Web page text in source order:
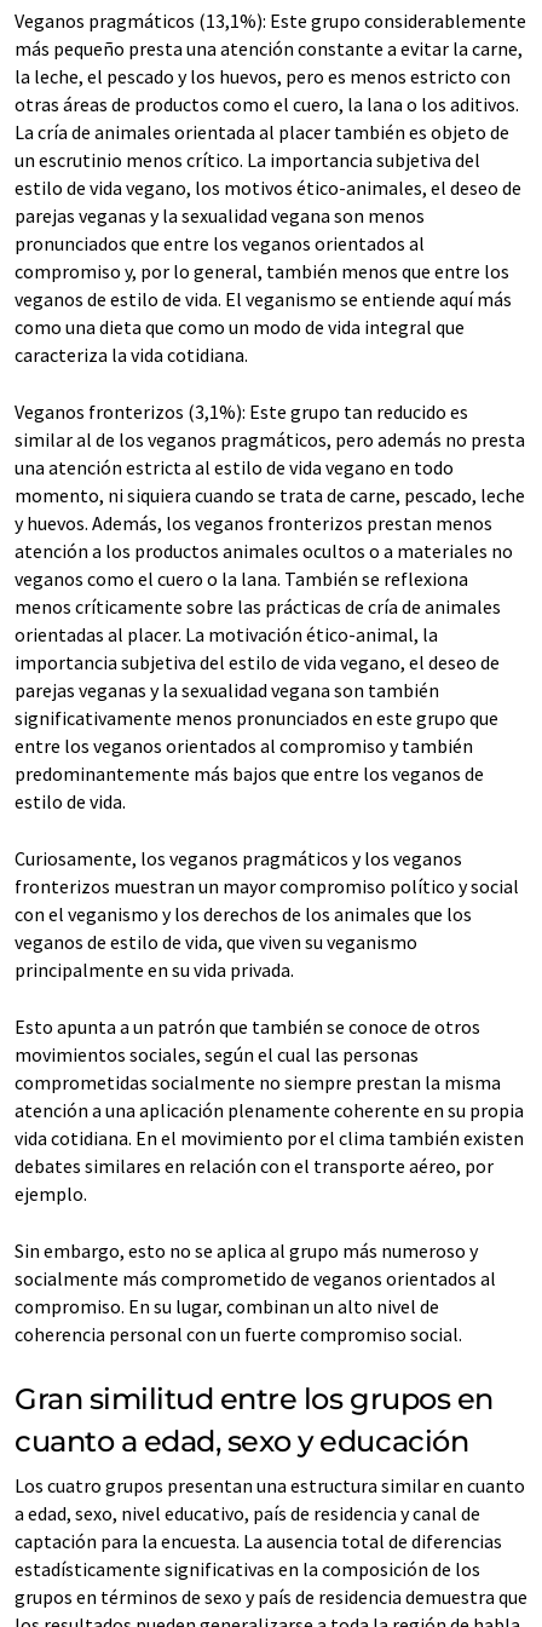
Veganos pragmáticos (13,1%): Este grupo considerablemente
más pequeño presta una atención constante a evitar la carne,
la leche, el pescado y los huevos, pero es menos estricto con
otras áreas de productos como el cuero, la lana o los aditivos.
La cría de animales orientada al placer también es objeto de
un escrutinio menos crítico. La importancia subjetiva del
estilo de vida vegano, los motivos ético-animales, el deseo de
parejas veganas y la sexualidad vegana son menos
pronunciados que entre los veganos orientados al
compromiso y, por lo general, también menos que entre los
veganos de estilo de vida. El veganismo se entiende aquí más
como una dieta que como un modo de vida integral que
caracteriza la vida cotidiana.
Veganos fronterizos (3,1%): Este grupo tan reducido es
similar al de los veganos pragmáticos, pero además no presta
una atención estricta al estilo de vida vegano en todo
momento, ni siquiera cuando se trata de carne, pescado, leche
y huevos. Además, los veganos fronterizos prestan menos
atención a los productos animales ocultos o a materiales no
veganos como el cuero o la lana. También se reflexiona
menos críticamente sobre las prácticas de cría de animales
orientadas al placer. La motivación ético-animal, la
importancia subjetiva del estilo de vida vegano, el deseo de
parejas veganas y la sexualidad vegana son también
significativamente menos pronunciados en este grupo que
entre los veganos orientados al compromiso y también
predominantemente más bajos que entre los veganos de
estilo de vida.
Curiosamente, los veganos pragmáticos y los veganos
fronterizos muestran un mayor compromiso político y social
con el veganismo y los derechos de los animales que los
veganos de estilo de vida, que viven su veganismo
principalmente en su vida privada.
Esto apunta a un patrón que también se conoce de otros
movimientos sociales, según el cual las personas
comprometidas socialmente no siempre prestan la misma
atención a una aplicación plenamente coherente en su propia
vida cotidiana. En el movimiento por el clima también existen
debates similares en relación con el transporte aéreo, por
ejemplo.
Sin embargo, esto no se aplica al grupo más numeroso y
socialmente más comprometido de veganos orientados al
compromiso. En su lugar, combinan un alto nivel de
coherencia personal con un fuerte compromiso social.
Gran similitud entre los grupos en
cuanto a edad, sexo y educación
Los cuatro grupos presentan una estructura similar en cuanto
a edad, sexo, nivel educativo, país de residencia y canal de
captación para la encuesta. La ausencia total de diferencias
estadísticamente significativas en la composición de los
grupos en términos de sexo y país de residencia demuestra que